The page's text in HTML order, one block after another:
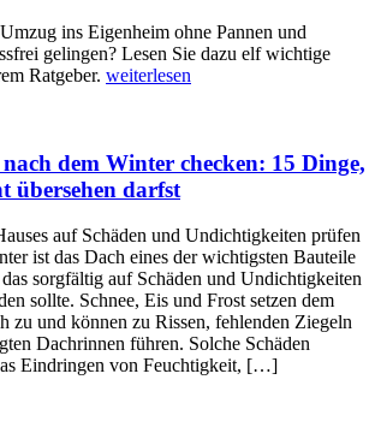
ins Eigenheim ohne Pannen und
gelingen? Lesen Sie dazu elf wichtige
Ratgeber. weiterlesen
dem Winter checken: 15 Dinge,
übersehen darfst
auf Schäden und Undichtigkeiten prüfen
ist das Dach eines der wichtigsten Bauteile
das sorgfältig auf Schäden und Undichtigkeiten
sollte. Schnee, Eis und Frost setzen dem
zu und können zu Rissen, fehlenden Ziegeln
Dachrinnen führen. Solche Schäden
Eindringen von Feuchtigkeit, […]